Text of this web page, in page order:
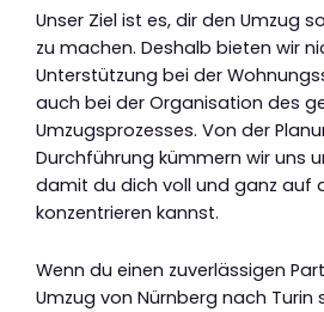
Unser Ziel ist es, dir den Umzug
zu machen. Deshalb bieten wir
Unterstützung bei der
auch bei der Organisation des
Umzugsprozesses. Von der
Durchführung kümmern wir uns
damit du dich voll und ganz auf
konzentrieren kannst.
Wenn du einen zuverlässigen
Umzug von Nürnberg nach